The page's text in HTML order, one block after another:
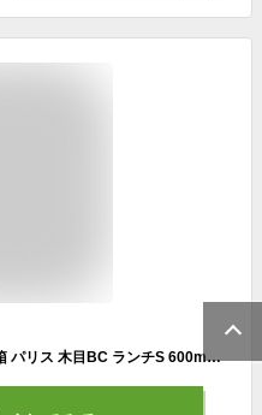
【100円OFFクーポンあり】 お弁当箱 パリス 木目BC ランチS 600ml 保冷剤付き かわいい 弁当箱 女子 大人 子供 小学生 中学生 高校生 女の子 お弁当 ランチボックス